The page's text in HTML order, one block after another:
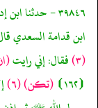
٣٩٨٤٦ - حدثنا ابن إدريس عن شعبة عن ابي
ابن قدامة السعدي
(٣)
فقال: إني رايت
⦗١٦٢⦘
(تكن)(٦)